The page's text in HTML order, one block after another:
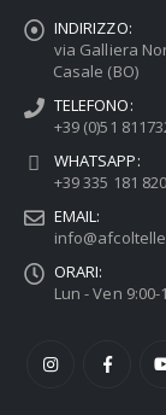
INDIRIZZO:
via Galliera
Casale (BO)
TELEFONO:
+39 (0)51
WHATSAPP:
+39 335 181
EMAIL:
ORARI:
Lun - Ven